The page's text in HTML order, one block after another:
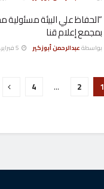
“الحفاظ علي البيئة مسئولية
بمجمع إعلام قنا
بواسطةعبدالرحمن أبوزكير
1
2
…
4